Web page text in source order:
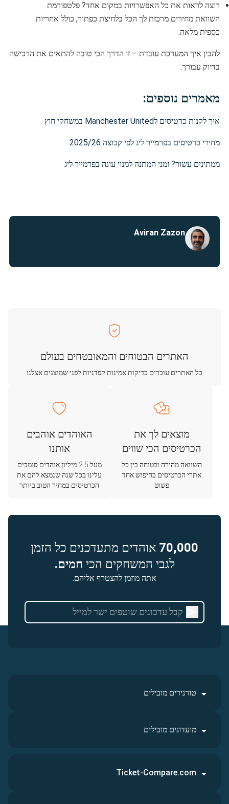
רוצה לראות את כל האפשרויות במקום אחד? פלטפורמת
השוואת מחירים מרכזת לך הכל בלחיצת כפתור, כולל אחריות
כספית מלאה.
להבין איך המערכת עובדת – זו הדרך הכי טובה להתאים את הרכישה
בדיוק עבורך.
מאמרים נוספים:
איך לקנות כרטיסים לManchester United במשחקי חוץ
מחירי כרטיסים בפרמייר ליג לפי קבוצה 2025/26
ממתינים עשור? זמני המתנה למנוי עונה בפרמייר ליג
Aviran Zazon
האתרים הבטוחים והמאובטחים בעולם
כל האתרים עוברים בדיקות אמינות קפדניות לפני שמוצגים אצלנו
מוצאים לך את
הכרטיסים הכי שווים
השוואה מהירה ובטוחה בין כל
אתרי הכרטיסים בחיפוש אחד
פשוט
האוהדים אוהבים
אותנו
מעל 2.5 מיליון אוהדים סומכים
עלינו בכל שנה שנמצא להם את
הכרטיסים במחיר הטוב ביותר
70,000 אוהדים מתעדכנים כל הזמן
לגבי המשחקים הכי חמים.
אתה מוזמן להצטרף אליהם.
טורנירים מובילים
מועדונים מובילים
Ticket-Compare.com